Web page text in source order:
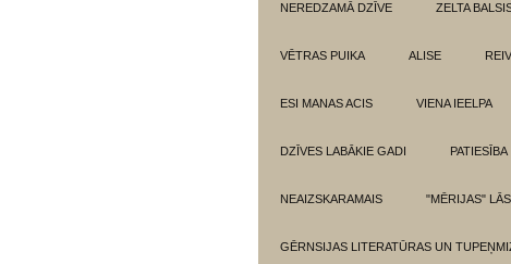
NEREDZAMĀ DZĪVE ZELTA
VĒTRAS PUIKA ALISE
ESI MANAS ACIS VIENA IEELPA
DZĪVES LABĀKIE GADI PATIESĪBA
NEAIZSKARAMAIS "MĒRIJAS"
GĒRNSIJAS LITERATŪRAS UN